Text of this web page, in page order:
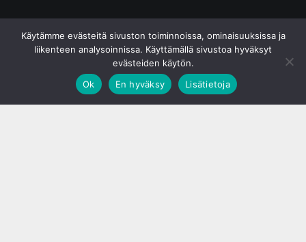
Käytämme evästeitä sivuston toiminnoissa, ominaisuuksissa ja
liikenteen analysoinnissa. Käyttämällä sivustoa hyväksyt
evästeiden käytön.
Ok
En hyväksy Lisätietoja